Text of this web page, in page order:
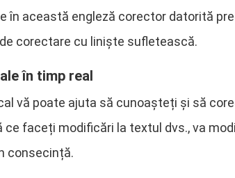
în această engleză corector datorită
corectare cu liniște sufletească.
în timp real
vă poate ajuta să cunoașteți și să
ce faceți modificări la textul dvs., va
consecință.